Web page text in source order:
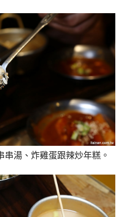
串湯、炸雞蛋跟辣炒年糕。